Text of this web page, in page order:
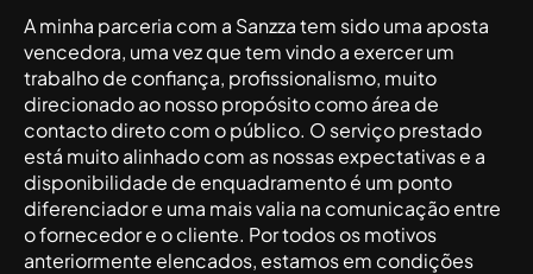
A minha parceria com a Sanzza tem sido uma aposta
vencedora, uma vez que tem vindo a exercer um
trabalho de confiança, profissionalismo, muito
direcionado ao nosso propósito como área de
contacto direto com o público. O serviço prestado
está muito alinhado com as nossas expectativas e a
disponibilidade de enquadramento é um ponto
diferenciador e uma mais valia na comunicação entre
o fornecedor e o cliente. Por todos os motivos
anteriormente elencados, estamos em condições